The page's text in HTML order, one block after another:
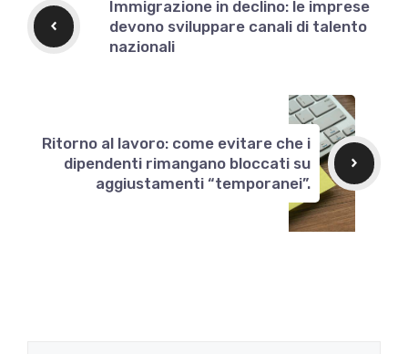
Immigrazione in declino: le imprese
devono sviluppare canali di talento
nazionali
Ritorno al lavoro: come evitare che i
dipendenti rimangano bloccati su
aggiustamenti “temporanei”.